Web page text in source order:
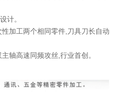
计。
加工两个相同零件,刀具刀长自动
轴高速同频攻丝,行业首创。